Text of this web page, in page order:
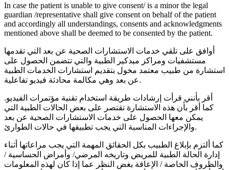
In case the patient is unable to give consent/ is a minor the legal
guardian /representative shall give consent on behalf of the patient
and accordingly all understandings, consents and acknowledgments
mentioned above shall be deemed to be consented by the patient.
أوافق على تلقي خدمات الاستشارات الصحية عن بعد التي تقدمها
مستشفيات ومراكز ميدكير الطبية والتي تتضمن الحصول على
استشارة من طبيب معتمد مخول بتقديم استشارات الخدمات الطبية
عن بعد وهي مكالمة محادثة فيديو تفاعلية.
أقر بأنني قرأت إرشادات طريقة استخدام تقنية مؤتمرات الفيديو.
كما أقر بأن هذه الاستشارة تقتصر على بعض الحالات الطبية التي
يمكن معها الحصول على خدمات الاستشارات الصحية عن بعد
والإجراءات المناسبة التي يجب تطبيقها في حالات الطوارئ.
كما ألتزم بإبلاغ الطبيب بكل الحقائق المهمة التي يجب مراعاتها أثناء
إدارة الحالة الطبية للمريض وتاريخه المرضي/ وأمراض الحساسية /
والظروف الخاصة / الإعاقة بغض النظر عما إذا كان لهذه المعلومات